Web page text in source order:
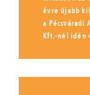
évre újabb
a Pécsváradi
Kft.-nél idén